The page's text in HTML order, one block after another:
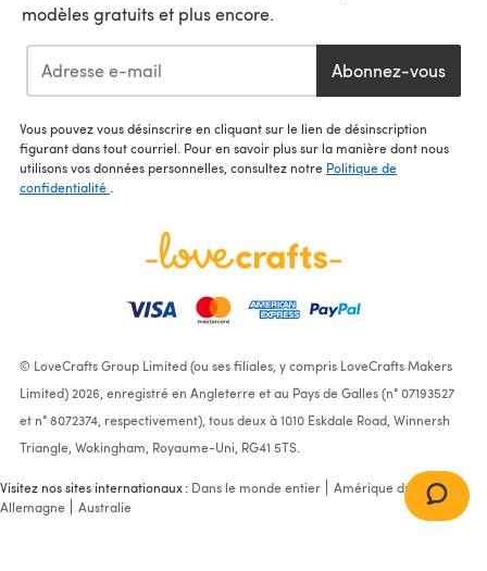
modèles gratuits et plus encore.
Abonnez-vous
Vous pouvez vous désinscrire en cliquant sur le lien de désinscription
figurant dans tout courriel. Pour en savoir plus sur la manière dont nous
utilisons vos données personnelles, consultez notre Politique de
confidentialité
© LoveCrafts Group Limited (ou ses filiales, y compris LoveCrafts Makers
Limited) 2026, enregistré en Angleterre et au Pays de Galles (n° 07193527
et n° 8072374, respectivement), tous deux à 1010 Eskdale Road, Winnersh
Triangle, Wokingham, Royaume-Uni, RG41 5TS.
Visitez nos sites internationaux : Dans le monde entier
Amérique du Nord
Allemagne
Australie